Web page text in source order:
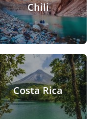
Chili
Costa Rica